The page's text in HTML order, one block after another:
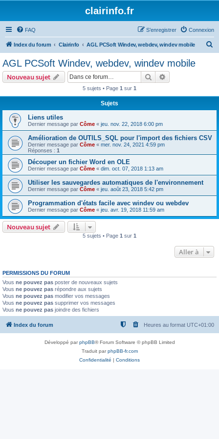
clairinfo.fr
FAQ Connexion
S’enregistrer
Index du forum Clairinfo AGL PCSoft Windev, webdev, windev mobile
AGL PCSoft Windev, webdev, windev mobile
Nouveau sujet Rechercher
5 sujets • Page 1 sur 1
Sujets
Liens utiles
Dernier message par Côme « jeu. nov. 22, 2018 6:00 pm
Amélioration de OUTILS_SQL pour l'import des fichiers CSV
Dernier message par Côme « mer. nov. 24, 2021 4:59 pm
Réponses : 1
Découper un fichier Word en OLE
Dernier message par Côme « dim. oct. 07, 2018 1:13 am
Utiliser les sauvegardes automatiques de l'environnement
Dernier message par Côme « jeu. août 23, 2018 5:42 pm
Programmation d'états facile avec windev ou webdev
Dernier message par Côme « jeu. avr. 19, 2018 11:59 am
Nouveau sujet
5 sujets • Page 1 sur 1
Aller à
PERMISSIONS DU FORUM
Vous ne pouvez pas poster de nouveaux sujets
Vous ne pouvez pas répondre aux sujets
Vous ne pouvez pas modifier vos messages
Vous ne pouvez pas supprimer vos messages
Vous ne pouvez pas joindre des fichiers
Index du forum Heures au format UTC+01:00
Développé parphpBB® Forum Software © phpBB Limited
Traduit parphpBB-fr.com
Confidentialité | Conditions